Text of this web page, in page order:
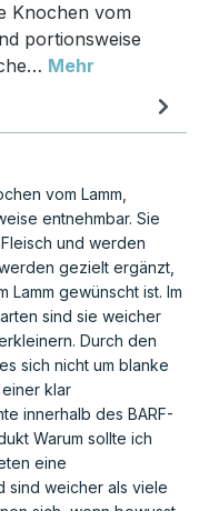
Knochen vom
portionsweise
Mehr
vom Lamm,
entnehmbar. Sie
und werden
gezielt ergänzt,
gewünscht ist. Im
sind sie weicher
Durch den
sich nicht um blanke
einer klar
innerhalb des BARF-
Warum sollte ich
eine
sind weicher als viele